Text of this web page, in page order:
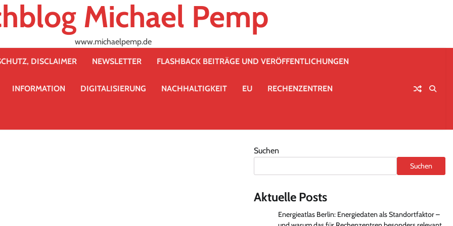
Michael Pemp
www.michaelpemp.de
DISCLAIMER NEWSLETTER FLASHBACK BEITRÄGE UND VERÖFFENTLICHUNGEN
INFORMATION DIGITALISIERUNG NACHHALTIGKEIT EU RECHENZENTREN
Suchen
Suchen
Aktuelle Posts
Energieatlas Berlin: Energiedaten als Standortfaktor –